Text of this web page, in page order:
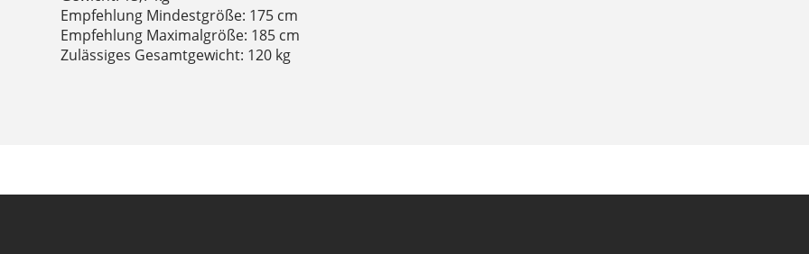
Empfehlung Mindestgröße: 175 cm
Empfehlung Maximalgröße: 185 cm
Zulässiges Gesamtgewicht: 120 kg